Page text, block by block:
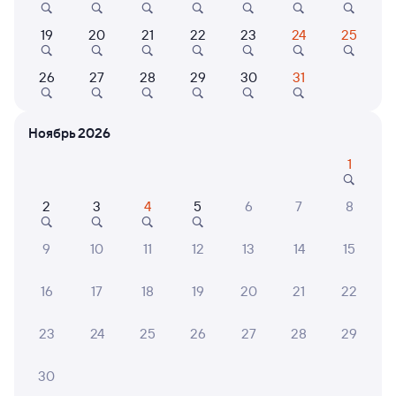
Выбор любимых мест на схемах вагонов
Подробные ответы на вопросы о поездке или
СМС-сопровождение до посадки в поезд
Оформление без регистрации на сайте
Частые вопросы
Что нужно, чтобы сесть в поезд?
Что делать, если ошибся при вводе данных
19 20 21 22 23 24 25
26 27 28 29 30 31
Ноябрь 2026
1
2 3 4 5 6 7 8
9 10 11 12 13 14 15
16 17 18 19 20 21 22
23 24 25 26 27 28 29
30